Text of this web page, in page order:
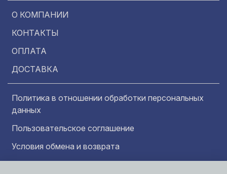
О КОМПАНИИ
КОНТАКТЫ
ОПЛАТА
ДОСТАВКА
Политика в отношении обработки персональных
данных
Пользовательское соглашение
Условия обмена и возврата